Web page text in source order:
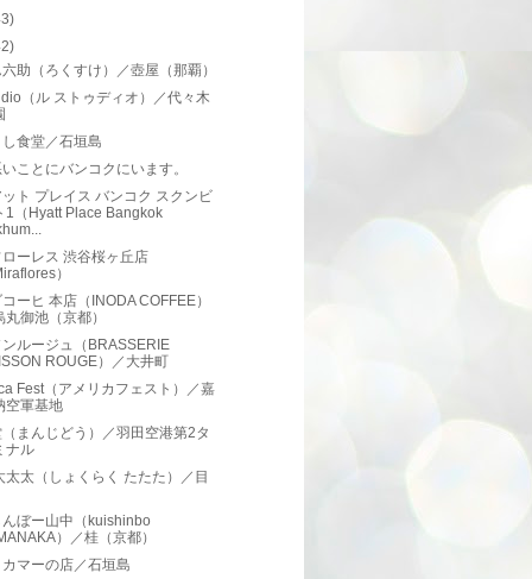
助（ろくすけ）／壺屋（那覇）
（ル ストゥディオ）／代々木
食堂／石垣島
ことにバンコクにいます。
ト プレイス バンコク スクンビ
1（Hyatt Place Bangkok
ーレス 渋谷桜ヶ丘店
）
ーヒ 本店（INODA COFFEE）
丸御池（京都）
ルージュ（BRASSERIE
ROUGE）／大井町
Fest（アメリカフェスト）／嘉
空軍基地
まんじどう）／羽田空港第2タ
ナル
太太（しょくらく たたた）／目
ぼー山中（kuishinbo
）／桂（京都）
マーの店／石垣島